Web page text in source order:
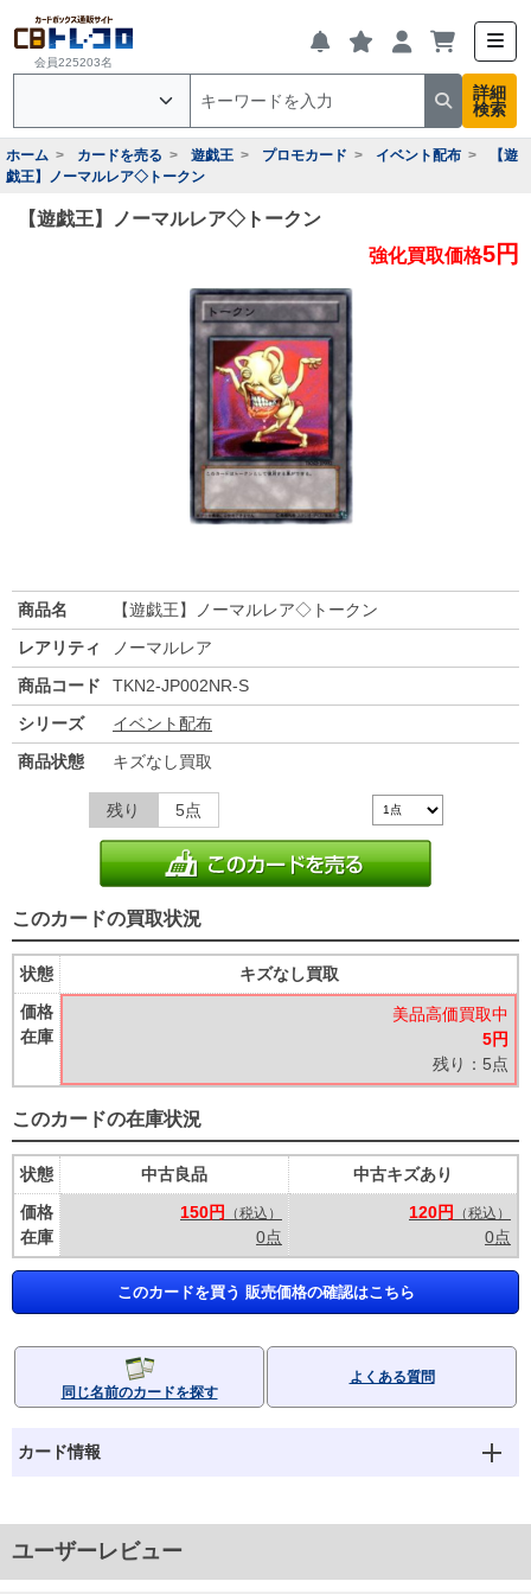
会員225203名
詳細
検索
ホーム カードを売る 遊戯王 プロモカード イベント配布
【遊
戯王】ノーマルレア◇トークン
【遊戯王】ノーマルレア◇トークン
強化買取価格5円
商品名
【遊戯王】ノーマルレア◇トークン
レアリティ
ノーマルレア
商品コード
TKN2-JP002NR-S
シリーズ
イベント配布
商品状態
キズなし買取
残り 5点
このカードの買取状況
状態
価格
在庫
キズなし買取
美品高価買取中
5円
残り：5点
このカードの在庫状況
状態
価格
在庫
中古良品
150円
（税込）
0点
中古キズあり
120円
（税込）
0点
このカードを買う 販売価格の確認はこちら
同じ名前のカードを探す
よくある質問
カード情報
ユーザーレビュー